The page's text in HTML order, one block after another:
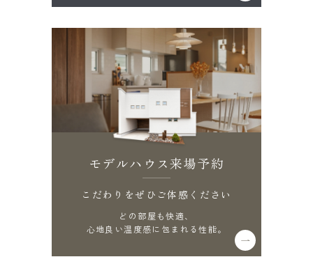
モデルハウス来場予約
こだわりをぜひご体感ください
どの部屋も快適、
心地良い温度感に包まれる性能。